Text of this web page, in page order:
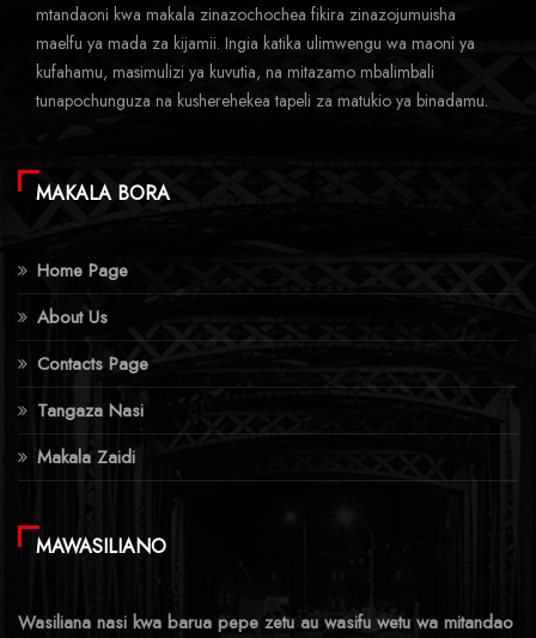
mtandaoni kwa makala zinazochochea fikira zinazojumuisha
maelfu ya mada za kijamii. Ingia katika ulimwengu wa maoni ya
kufahamu, masimulizi ya kuvutia, na mitazamo mbalimbali
tunapochunguza na kusherehekea tapeli za matukio ya binadamu.
MAKALA BORA
Home Page
About Us
Contacts Page
Tangaza Nasi
Makala Zaidi
MAWASILIANO
Wasiliana nasi kwa barua pepe zetu au wasifu wetu wa mitandao